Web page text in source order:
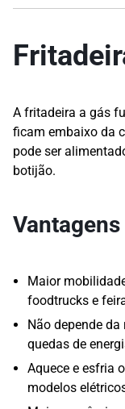
A fritadeira a gás
ficam embaixo da
pode ser
botijão.
Maior
foodtrucks e
Não depende
quedas de
Aquece e esfria
modelos